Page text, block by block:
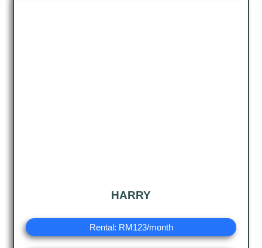
HARRY
Rental: RM123/month